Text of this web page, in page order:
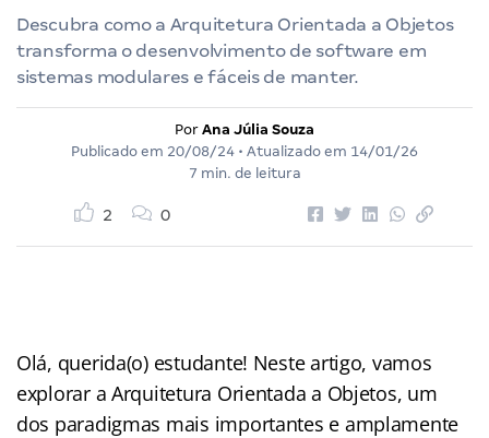
Descubra como a Arquitetura Orientada a Objetos
transforma o desenvolvimento de software em
sistemas modulares e fáceis de manter.
Por Ana Júlia Souza
Publicado em 20/08/24 • Atualizado em 14/01/26
7 min. de leitura
2 0
Olá, querida(o) estudante! Neste artigo, vamos
explorar a Arquitetura Orientada a Objetos, um
dos paradigmas mais importantes e amplamente